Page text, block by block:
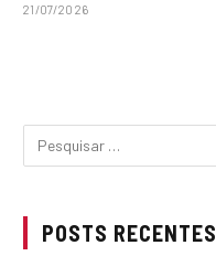
21/07/2026
POSTS RECENTES